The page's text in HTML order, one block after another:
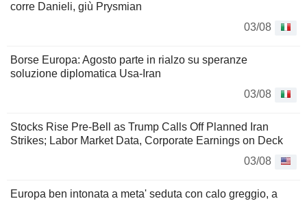
corre Danieli, giù Prysmian
03/08
Borse Europa: Agosto parte in rialzo su speranze
soluzione diplomatica Usa-Iran
03/08
Stocks Rise Pre-Bell as Trump Calls Off Planned Iran
Strikes; Labor Market Data, Corporate Earnings on Deck
03/08
Europa ben intonata a meta' seduta con calo greggio, a